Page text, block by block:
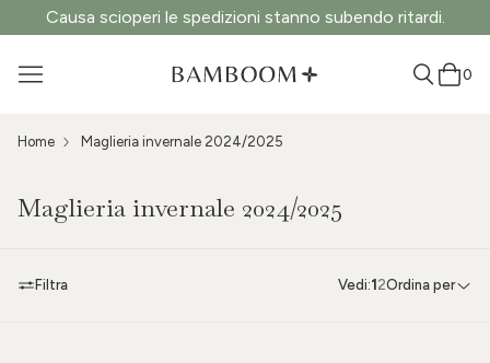
Causa scioperi le spedizioni stanno subendo ritardi.
0
Home Maglieria invernale 2024/2025
Maglieria invernale 2024/2025
Filtra Vedi:1 2Ordina per